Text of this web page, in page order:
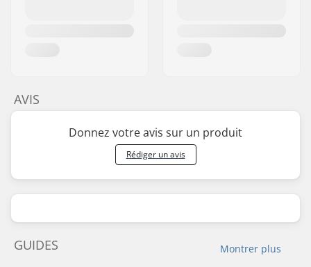
AVIS
Donnez votre avis sur un produit
Rédiger un avis
Montrer plus
GUIDES